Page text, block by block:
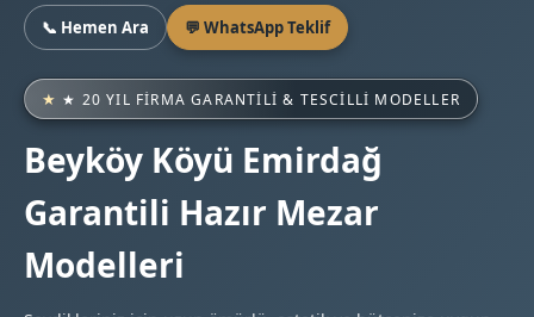
📞 Hemen Ara 💬 WhatsApp Teklif
★ 20 YIL FIRMA GARANTILI & TESCILLI MODELLER
Beyköy Köyü Emirdağ
Garantili Hazır Mezar
Modelleri